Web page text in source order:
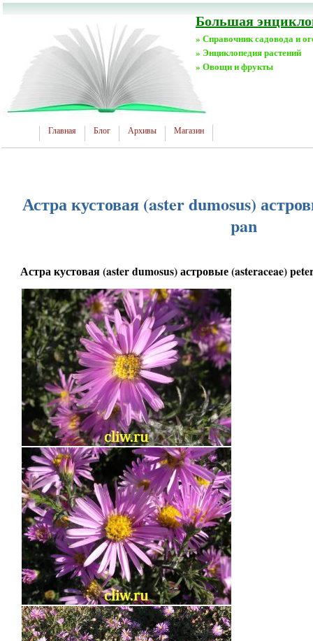
Большая
» Справочник садовода и
» Энциклопедия растений
» Овощи и фрукты
Главная Блог Архивы Магазин
Астра кустовая (aster dumosus)
pan
Астра кустовая (aster dumosus) астровые (asteraceae)